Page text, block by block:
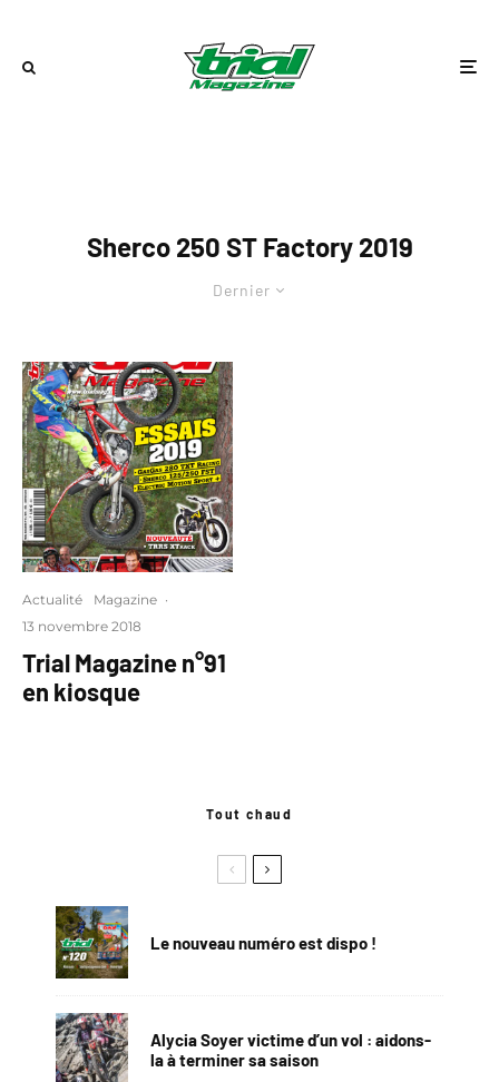
Sherco 250 ST Factory 2019
Dernier
Actualité Magazine ·
13 novembre 2018
Trial Magazine n°91
en kiosque
Tout chaud
Le nouveau numéro est dispo !
Alycia Soyer victime d’un vol : aidons-
la à terminer sa saison